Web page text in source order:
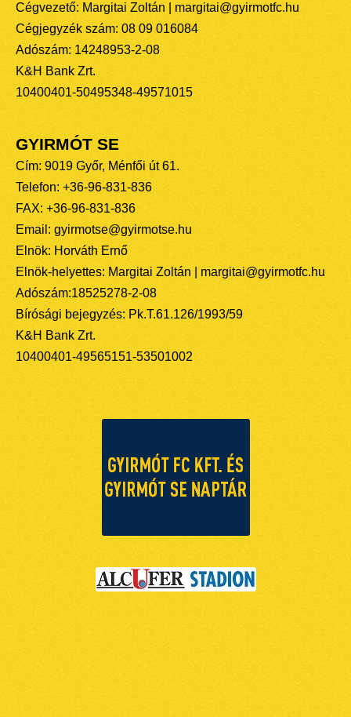
Cégvezető: Margitai Zoltán | margitai@gyirmotfc.hu
Cégjegyzék szám: 08 09 016084
Adószám: 14248953-2-08
K&H Bank Zrt.
10400401-50495348-49571015
GYIRMÓT SE
Cím: 9019 Győr, Ménfői út 61.
Telefon: +36-96-831-836
FAX: +36-96-831-836
Email: gyirmotse@gyirmotse.hu
Elnök: Horváth Ernő
Elnök-helyettes: Margitai Zoltán | margitai@gyirmotfc.hu
Adószám:18525278-2-08
Bírósági bejegyzés: Pk.T.61.126/1993/59
K&H Bank Zrt.
10400401-49565151-53501002